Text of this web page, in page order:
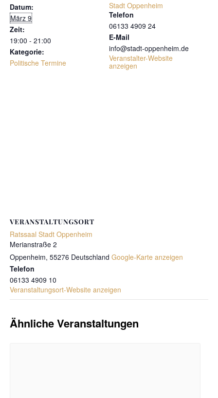
Datum:
März 9
Zeit:
19:00 - 21:00
Kategorie:
Politische Termine
Stadt Oppenheim
Telefon
06133 4909 24
E-Mail
info@stadt-oppenheim.de
Veranstalter-Website
anzeigen
VERANSTALTUNGSORT
Ratssaal Stadt Oppenheim
Merianstraße 2
Oppenheim, 55276 Deutschland Google-Karte anzeigen
Telefon
06133 4909 10
Veranstaltungsort-Website anzeigen
Ähnliche Veranstaltungen